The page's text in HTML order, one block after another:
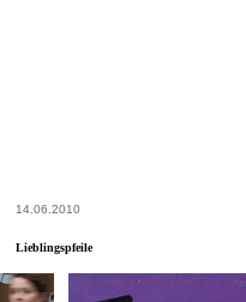
14.06.2010
Lieblingspfeile